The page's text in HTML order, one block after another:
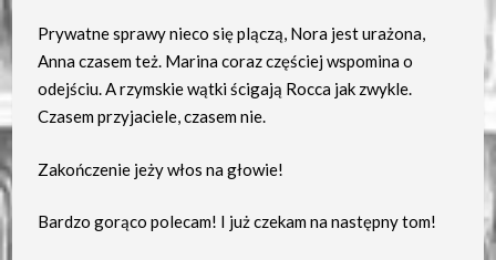
Prywatne sprawy nieco się plączą, Nora jest urażona,
Anna czasem też. Marina coraz częściej wspomina o
odejściu. A rzymskie wątki ścigają Rocca jak zwykle.
Czasem przyjaciele, czasem nie.
Zakończenie jeży włos na głowie!
Bardzo gorąco polecam! I już czekam na następny tom!